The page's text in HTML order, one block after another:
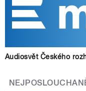
Audiosvět Českého